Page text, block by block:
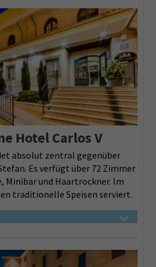
Hotel Carlos V
absolut zentral gegenüber
Es verfügt über 72 Zimmer
Minibar und Haartrockner. Im
traditionelle Speisen serviert.